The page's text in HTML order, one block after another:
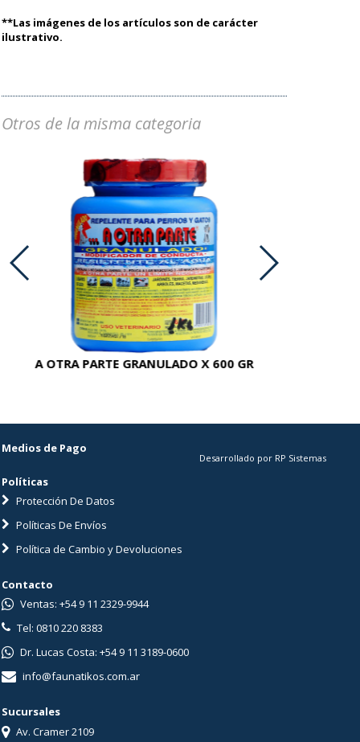
**Las imágenes de los artículos son de carácter
ilustrativo.
Otros de la misma categoria
A OTRA PARTE GRANULADO X 600 GR
Medios de Pago
Políticas
Protección De Datos
Políticas De Envíos
Política de Cambio y Devoluciones
Desarrollado por RP Sistemas
Contacto
Ventas: +54 9 11 2329-9944
Tel: 0810 220 8383
Dr. Lucas Costa: +54 9 11 3189-0600
info@faunatikos.com.ar
Sucursales
Av. Cramer 2109